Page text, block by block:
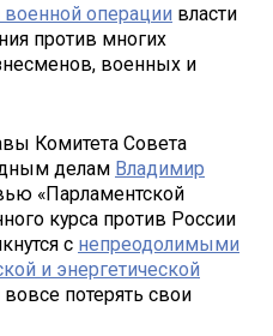
военной операции власти
против многих
военных и
Комитета Совета
делам Владимир
«Парламентской
курса против России
с непреодолимыми
и энергетической
вовсе потерять свои